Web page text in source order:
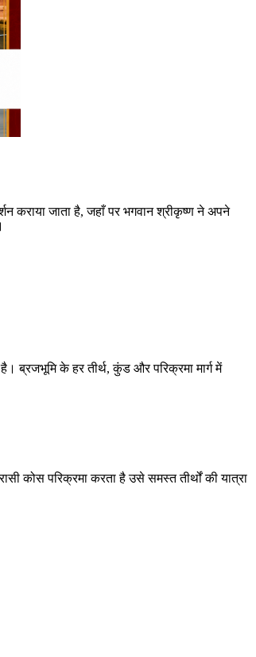
कराया जाता है, जहाँ पर भगवान श्रीकृष्ण ने अपने
ब्रजभूमि के हर तीर्थ, कुंड और परिक्रमा मार्ग में
कोस परिक्रमा करता है उसे समस्त तीर्थों की यात्रा